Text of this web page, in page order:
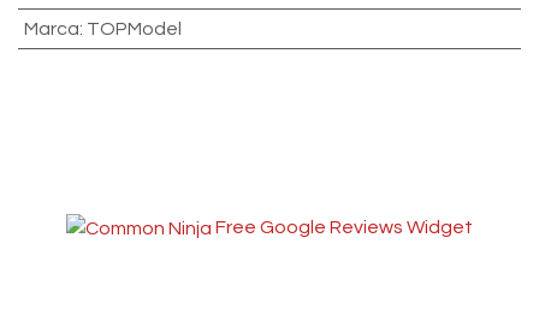
Marca: TOPModel
Free Google Reviews Widget